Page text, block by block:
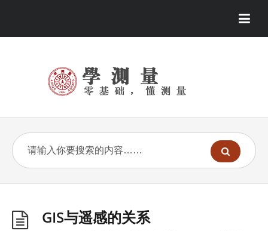
GIS与遥感的关系